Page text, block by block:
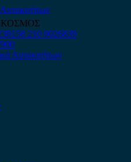
210 9026839